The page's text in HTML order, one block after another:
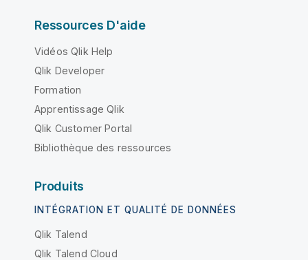
Ressources D'aide
Vidéos Qlik Help
Qlik Developer
Formation
Apprentissage Qlik
Qlik Customer Portal
Bibliothèque des ressources
Produits
INTÉGRATION ET QUALITÉ DE DONNÉES
Qlik Talend
Qlik Talend Cloud